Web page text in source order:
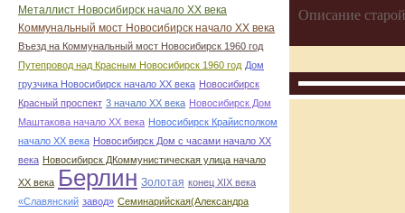
Металлист Новосибирск начало ХХ века
Коммунальный мост Новосибирск начало ХХ века
Въезд на Коммунальный мост Новосибирск 1960 год
Путепровод над Красным Новосибирск 1960 год Дом
грузчика Новосибирск начало ХХ века Новосибирск
Красный проспект 3 начало ХХ века Новосибирск Дом
Маштакова начало ХХ века Новосибирск Крайисполком
начало ХХ века Новосибирск Дом с часами начало ХХ
века Новосибирск ДКоммунистическая улица начало
ХХ века Берлин Золотая конец ХІХ века
«Славянский завод» Семинарийская(Александра
Описание